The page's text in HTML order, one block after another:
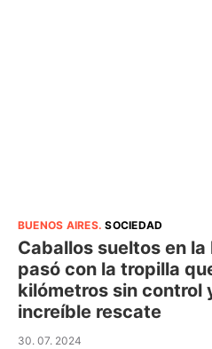
BUENOS AIRES.SOCIEDAD
Caballos sueltos en
pasó con la tropilla
kilómetros sin control
increíble rescate
30. 07. 2024